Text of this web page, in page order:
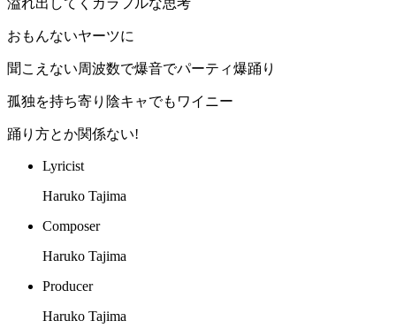
溢れ出してくカラフルな思考
おもんないヤーツに
聞こえない周波数で爆音でパーティ爆踊り
孤独を持ち寄り陰キャでもワイニー
踊り方とか関係ない︎!
Lyricist
Haruko Tajima
Composer
Haruko Tajima
Producer
Haruko Tajima